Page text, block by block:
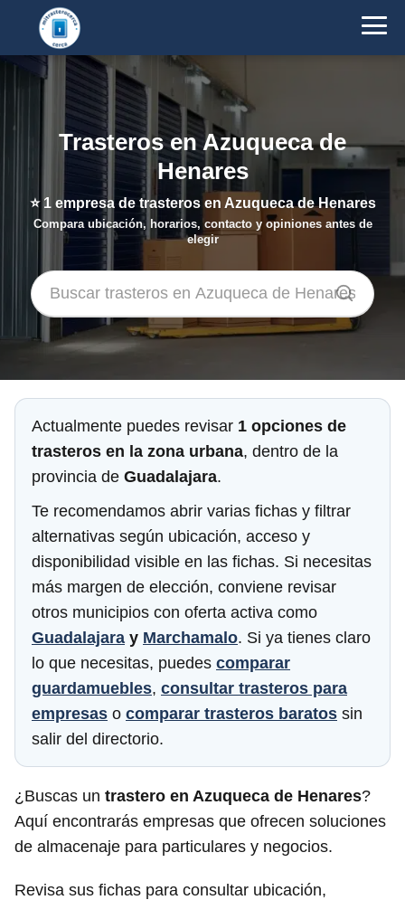
Trasteros en Azuqueca de
Henares
⭐ 1empresa de trasteros en Azuqueca de Henares
Compara ubicación, horarios, contacto y opiniones antes de
elegir
Actualmente puedes revisar 1 opciones de
trasteros en la zona urbana, dentro de la
provincia de Guadalajara.
Te recomendamos abrir varias fichas y filtrar
alternativas según ubicación, acceso y
disponibilidad visible en las fichas. Si necesitas
más margen de elección, conviene revisar
otros municipios con oferta activa como
Guadalajara y Marchamalo. Si ya tienes claro
lo que necesitas, puedes comparar
guardamuebles, consultar trasteros para
empresas o comparar trasteros baratos sin
salir del directorio.
¿Buscas un trastero en Azuqueca de Henares?
Aquí encontrarás empresas que ofrecen soluciones
de almacenaje para particulares y negocios.
Revisa sus fichas para consultar ubicación,